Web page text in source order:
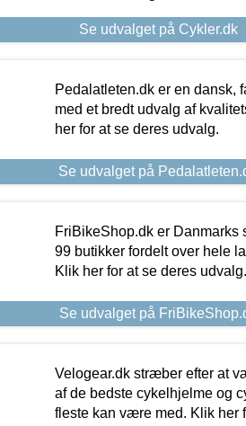
Se udvalget på Cykler.dk
Pedalatleten.dk er en dansk,
med et bredt udvalg af
her for at se deres udvalg.
Se udvalget på
FriBikeShop.dk er
99 butikker fordelt over hele
Klik her for at se deres udvalg.
Se udvalget på
Velogear.dk stræber efter at
af de bedste cykelhjelme og
fleste kan være med. Klik her